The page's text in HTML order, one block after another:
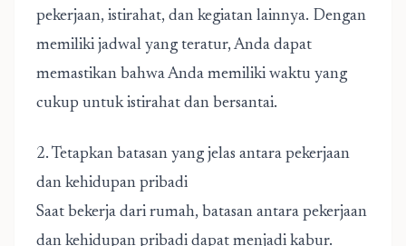
pekerjaan, istirahat, dan kegiatan lainnya. Dengan
memiliki jadwal yang teratur, Anda dapat
memastikan bahwa Anda memiliki waktu yang
cukup untuk istirahat dan bersantai.
2. Tetapkan batasan yang jelas antara pekerjaan
dan kehidupan pribadi
Saat bekerja dari rumah, batasan antara pekerjaan
dan kehidupan pribadi dapat menjadi kabur.